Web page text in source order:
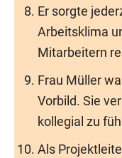
Er sorgte
Arbeitsklima
Mitarbeitern
Frau Müller
Vorbild. Sie
kollegial zu
Als